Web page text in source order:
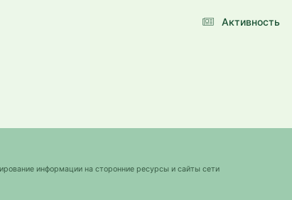
Активность
информации на сторонние ресурсы и сайты сети